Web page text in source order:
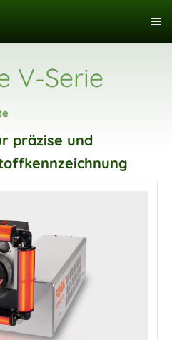
V-Serie
präzise und